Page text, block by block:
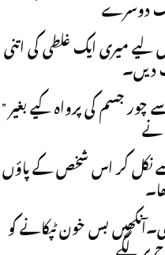
دوسرے
میری ایک غلطی کی اتنی
دیں۔
” سوجھے ہوئے چہرے اور زخموں سے چور جسم کی پرواہ کیے بغیر
نے
نکل کر اس شخص کے پاؤں
بس خون ٹپکانے کو
پر لگے